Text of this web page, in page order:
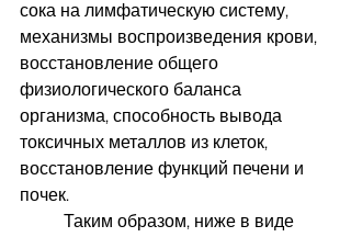
сока на лимфатическую систему,
механизмы воспроизведения крови,
восстановление общего
физиологического баланса
организма, способность вывода
токсичных металлов из клеток,
восстановление функций печени и
почек.